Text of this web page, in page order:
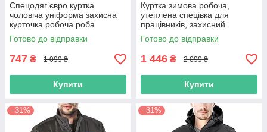
Спецодяг євро куртка
чоловіча уніформа захисна
курточка робоча роба
універсальна спецівка для
робіт польша
Готово до відправки
747 ₴ 1 099 ₴
Купити
Куртка зимова робоча,
утеплена спецівка для
працівників, захисний
спецодяг, роба чоловіча,
уніформа Classic польша
Готово до відправки
1 446 ₴ 2 099 ₴
Купити
–31% –31%